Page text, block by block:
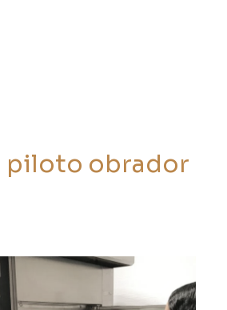
piloto obrador